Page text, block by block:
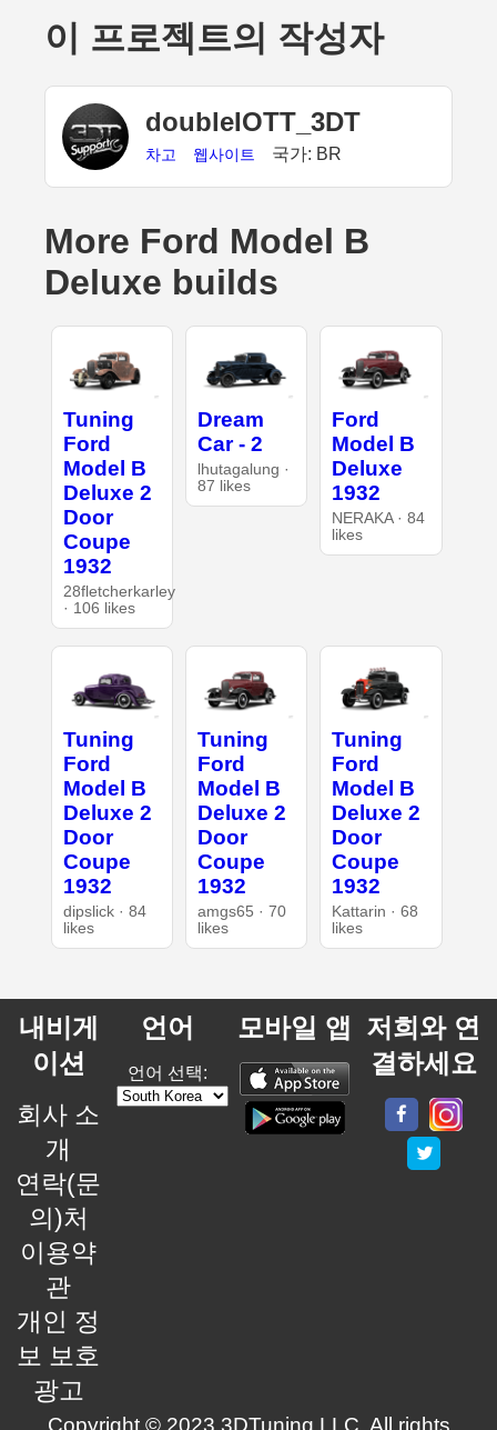
이 프로젝트의 작성자
doubleIOTT_3DT
차고 웹사이트 국가: BR
More Ford Model B
Deluxe builds
Tuning
Ford
Model B
Deluxe 2
Door
Coupe
1932
28fletcherkarley
· 106 likes
Dream
Car - 2
lhutagalung ·
87 likes
Ford
Model B
Deluxe
1932
NERAKA · 84
likes
Tuning
Ford
Model B
Deluxe 2
Door
Coupe
1932
dipslick · 84
likes
Tuning
Ford
Model B
Deluxe 2
Door
Coupe
1932
amgs65 · 70
likes
Tuning
Ford
Model B
Deluxe 2
Door
Coupe
1932
Kattarin · 68
likes
내비게
이션
회사 소
개
연락(문
의)처
이용약
관
개인 정
보 보호
광고
언어
언어 선택:
모바일 앱 저희와 연
결하세요